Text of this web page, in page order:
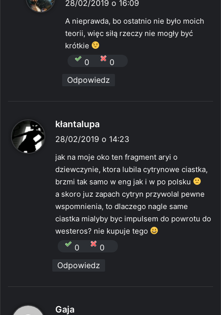
e
28/02/2019 o 16:09
A nieprawda, bo ostatnio nie było moich
teorii, więc siłą rzeczy nie mogły być
krótkie
0
0
Odpowiedz
kłantalupa
z
e
:
28/02/2019 o 14:23
jak na moje oko ten fragment aryi o
dziewczynie, ktora lubila cytrynowe ciastka,
brzmi tak samo w eng jak i w po polsku
a skoro juz zapach cytryn przywolal pewne
wspomnienia, to dlaczego nagle same
ciastka mialyby byc impulsem do powrotu do
westeros? nie kupuje tego
0
0
Odpowiedz
Gaja